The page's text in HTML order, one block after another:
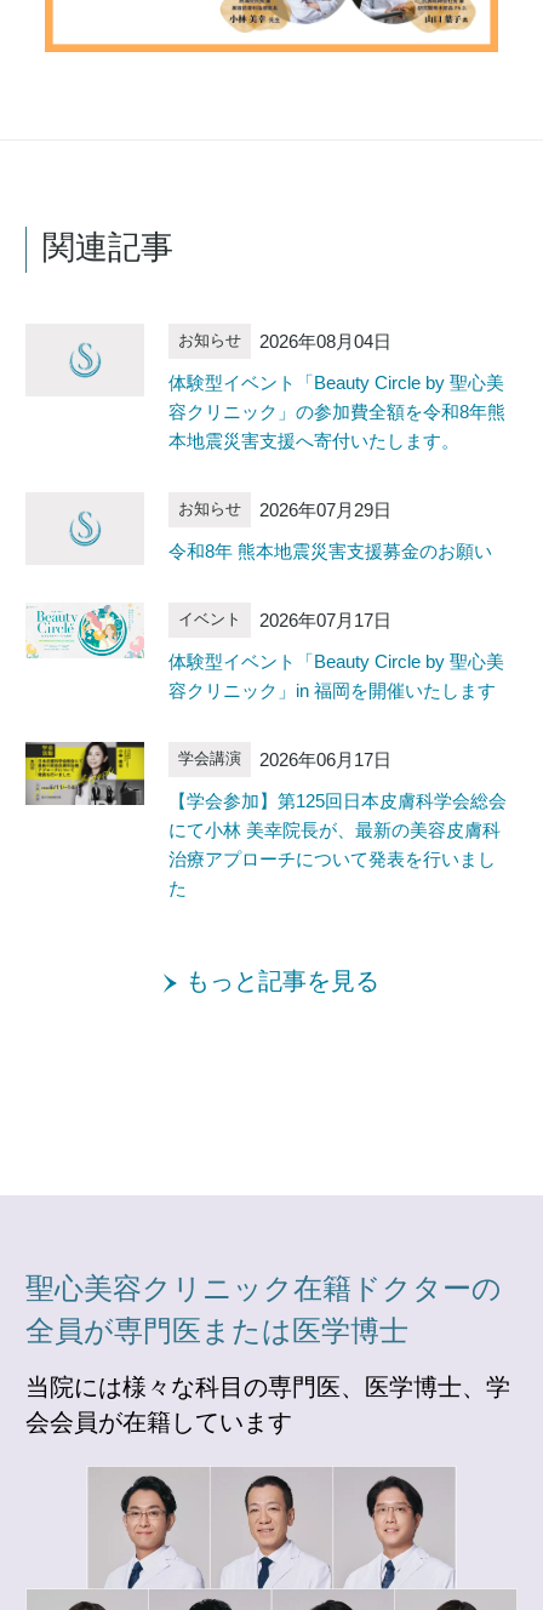
関連記事
お知らせ 2026年08月04日
体験型イベント「Beauty Circle by 聖心美
容クリニック」の参加費全額を令和8年熊
本地震災害支援へ寄付いたします。
お知らせ 2026年07月29日
令和8年 熊本地震災害支援募金のお願い
イベント 2026年07月17日
体験型イベント「Beauty Circle by 聖心美
容クリニック」in 福岡を開催いたします
学会講演 2026年06月17日
【学会参加】第125回日本皮膚科学会総会
にて小林 美幸院長が、最新の美容皮膚科
治療アプローチについて発表を行いまし
た
もっと記事を見る
聖心美容クリニック在籍ドクターの
全員が専門医または医学博士
当院には様々な科目の専門医、医学博士、学
会会員が在籍しています